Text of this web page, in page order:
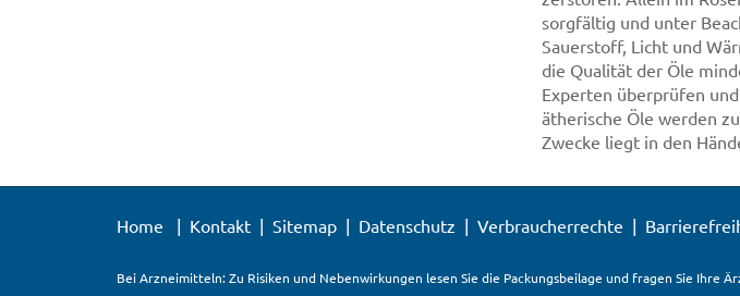
sorgfältig und unter
Sauerstoff, Licht und
die Qualität der Öle
Experten überprüfen
ätherische Öle werden
Zwecke liegt in den
Home Kontakt Sitemap Datenschutz Verbraucherrechte
Bei Arzneimitteln: Zu Risiken und Nebenwirkungen lesen Sie die Packungsbeilage und fragen Sie